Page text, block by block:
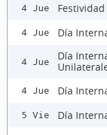
4 Jue
4 Jue Día
4 Jue
Día
4 Jue Día
5 Vie Día